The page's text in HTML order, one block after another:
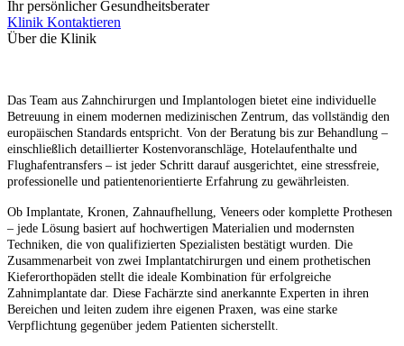
Ihr persönlicher Gesundheitsberater
Klinik Kontaktieren
Über die Klinik
Das Team aus Zahnchirurgen und Implantologen bietet eine individuelle
Betreuung in einem modernen medizinischen Zentrum, das vollständig den
europäischen Standards entspricht. Von der Beratung bis zur Behandlung –
einschließlich detaillierter Kostenvoranschläge, Hotelaufenthalte und
Flughafentransfers – ist jeder Schritt darauf ausgerichtet, eine stressfreie,
professionelle und patientenorientierte Erfahrung zu gewährleisten.
Ob Implantate, Kronen, Zahnaufhellung, Veneers oder komplette Prothesen
– jede Lösung basiert auf hochwertigen Materialien und modernsten
Techniken, die von qualifizierten Spezialisten bestätigt wurden. Die
Zusammenarbeit von zwei Implantatchirurgen und einem prothetischen
Kieferorthopäden stellt die ideale Kombination für erfolgreiche
Zahnimplantate dar. Diese Fachärzte sind anerkannte Experten in ihren
Bereichen und leiten zudem ihre eigenen Praxen, was eine starke
Verpflichtung gegenüber jedem Patienten sicherstellt.